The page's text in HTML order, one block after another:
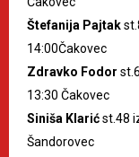
Štefanija Pajtak
14:00Čakovec
Zdravko Fodor
13:30 Čakovec
Siniša Klarićst.48
Šandorovec